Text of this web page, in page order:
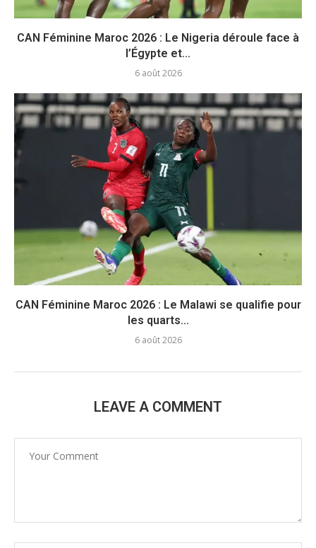
CAN Féminine Maroc 2026 : Le Nigeria déroule face à
l’Égypte et...
6 août 2026
CAN Féminine Maroc 2026 : Le Malawi se qualifie pour
les quarts...
6 août 2026
LEAVE A COMMENT